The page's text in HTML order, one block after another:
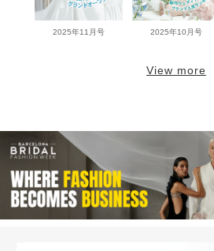
2025年11月号 2025年10月号
View more